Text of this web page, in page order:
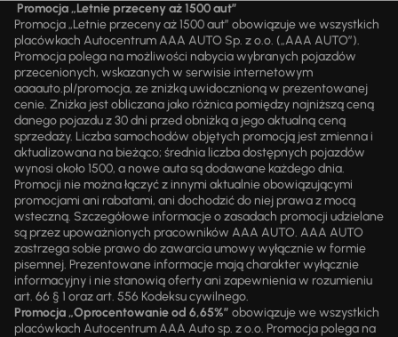
Promocja „Letnie przeceny aż 1500 aut”
Promocja „Letnie przeceny aż 1500 aut” obowiązuje we wszystkich
placówkach Autocentrum AAA AUTO Sp. z o.o. („AAA AUTO”).
Promocja polega na możliwości nabycia wybranych pojazdów
przecenionych, wskazanych w serwisie internetowym
aaaauto.pl/promocja, ze zniżką uwidocznioną w prezentowanej
cenie. Zniżka jest obliczana jako różnica pomiędzy najniższą ceną
danego pojazdu z 30 dni przed obniżką a jego aktualną ceną
sprzedaży. Liczba samochodów objętych promocją jest zmienna i
aktualizowana na bieżąco; średnia liczba dostępnych pojazdów
wynosi około 1500, a nowe auta są dodawane każdego dnia.
Promocji nie można łączyć z innymi aktualnie obowiązującymi
promocjami ani rabatami, ani dochodzić do niej prawa z mocą
wsteczną. Szczegółowe informacje o zasadach promocji udzielane
są przez upoważnionych pracowników AAA AUTO. AAA AUTO
zastrzega sobie prawo do zawarcia umowy wyłącznie w formie
pisemnej. Prezentowane informacje mają charakter wyłącznie
informacyjny i nie stanowią oferty ani zapewnienia w rozumieniu
art. 66 § 1 oraz art. 556 Kodeksu cywilnego.
Promocja „Oprocentowanie od 6,65%” obowiązuje we wszystkich
placówkach Autocentrum AAA Auto sp. z o.o. Promocja polega na